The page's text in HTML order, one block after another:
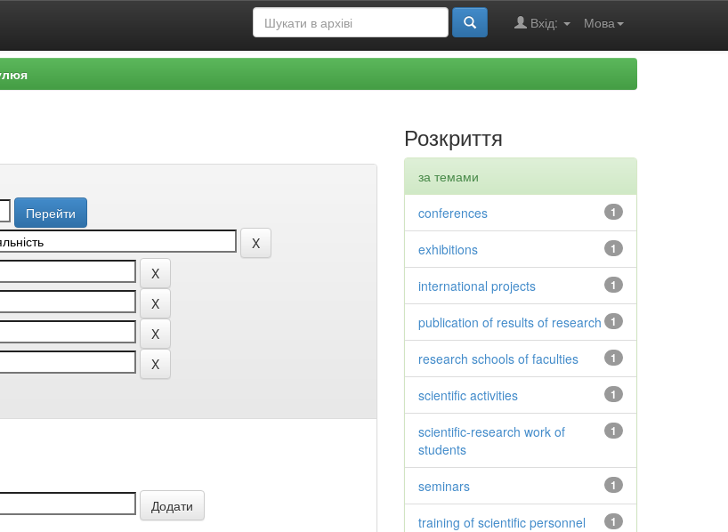
Мова
Вхід:
Розкриття
за темами
1
conferences
1
exhibitions
1
international projects
1
publication of results of research
1
research schools of faculties
1
scientific activities
1
scientific-research work of
students
1
seminars
1
training of scientific personnel